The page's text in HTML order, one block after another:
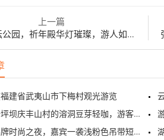
上一篇
园，祈年殿华灯璀璨，游人如织。
建省武夷山市下梅村观光游览
庆丰山村的溶洞豆芽轻咖，游客正在游览打卡
时尚之夜，嘉宾一袭浅粉色吊带短裙亮相